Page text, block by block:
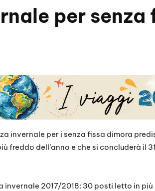
per senza
invernale per i senza fissa dimora
freddo dell’anno e che si concluderà il
2017/2018: 30 posti letto in più